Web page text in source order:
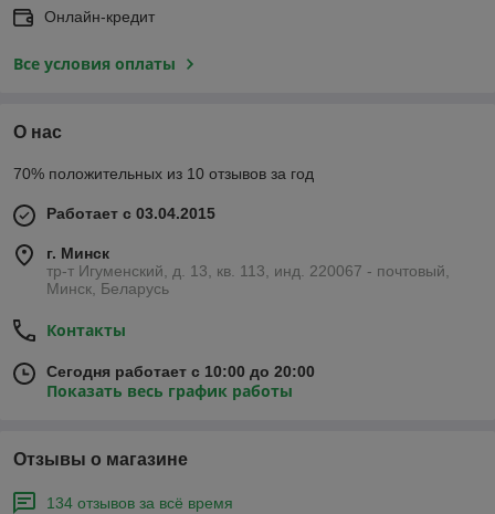
Онлайн-кредит
Все условия оплаты
О нас
70% положительных из 10 отзывов за год
Работает с 03.04.2015
г. Минск
тр-т Игуменский, д. 13, кв. 113, инд. 220067 - почтовый,
Минск, Беларусь
Контакты
Сегодня работает с 10:00 до 20:00
Показать весь график работы
Отзывы о магазине
134 отзывов за всё время